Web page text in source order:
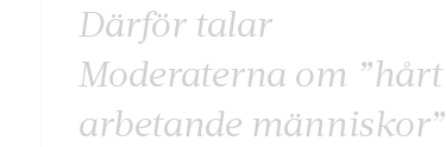
Därför talar
Moderaterna om ”hårt
arbetande människor”